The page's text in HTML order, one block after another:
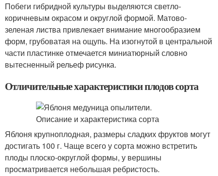
Побеги гибридной культуры выделяются светло-
коричневым окрасом и округлой формой. Матово-
зеленая листва привлекает внимание многообразием
форм, грубоватая на ощупь. На изогнутой в центральной
части пластинке отмечается миниатюрный словно
вытесненный рельеф рисунка.
Отличительные характеристики плодов сорта
Яблоня крупноплодная, размеры сладких фруктов могут
достигать 100 г. Чаще всего у сорта можно встретить
плоды плоско-округлой формы, у вершины
просматривается небольшая ребристость.